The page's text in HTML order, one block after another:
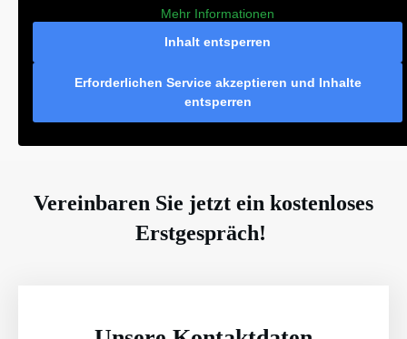
Mehr Informationen
Inhalt entsperren
Erforderlichen Service akzeptieren und Inhalte
entsperren
Vereinbaren Sie jetzt ein kostenloses
Erstgespräch!